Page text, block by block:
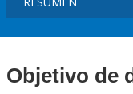
Objetivo de